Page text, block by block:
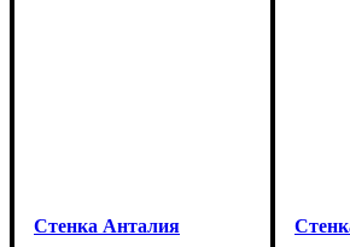
Cтенка Анталия